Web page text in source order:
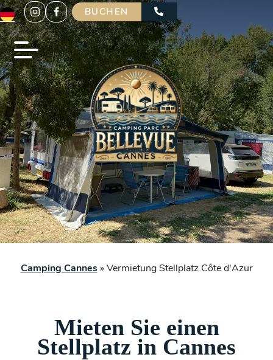
BUCHEN
Camping Cannes» Vermietung Stellplatz Côte d'Azur
Mieten Sie einen
Stellplatz in Cannes